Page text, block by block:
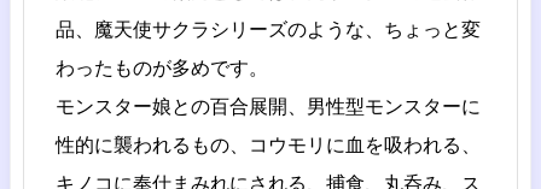
品、魔天使サクラシリーズのような、ちょっと変
わったものが多めです。
モンスター娘との百合展開、男性型モンスターに
性的に襲われるもの、コウモリに血を吸われる、
キノコに奉仕まみれにされる、捕食、丸呑み、ス